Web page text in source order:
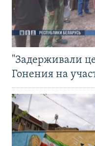
"Задерживали
Гонения на